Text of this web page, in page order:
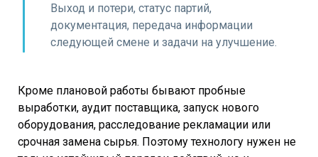
Выход и потери, статус партий,
документация, передача информации
следующей смене и задачи на улучшение.
Кроме плановой работы бывают пробные
выработки, аудит поставщика, запуск нового
оборудования, расследование рекламации или
срочная замена сырья. Поэтому технологу нужен не